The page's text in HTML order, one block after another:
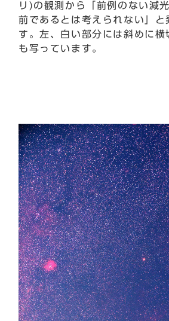
リ)の観測から「前例のない減
前であるとは考えられない」と
す。左、白い部分には斜めに横
も写っています。